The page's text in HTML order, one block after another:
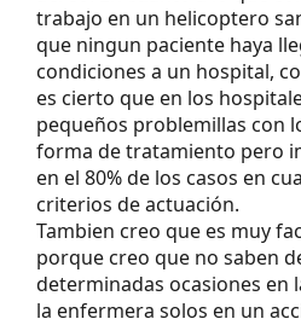
trabajo en un helicoptero
que ningun paciente haya
condiciones a un hospital,
es cierto que en los
pequeños problemillas con
forma de tratamiento pero
en el 80% de los casos en
criterios de actuación.
Tambien creo que es muy
porque creo que no saben
determinadas ocasiones en
la enfermera solos en un